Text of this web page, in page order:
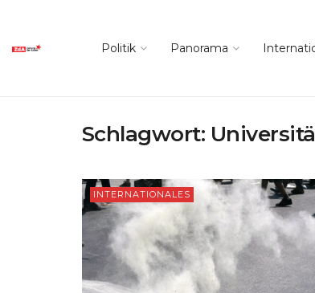
Politik Panorama
Schlagwort:
INTERNATIONALES